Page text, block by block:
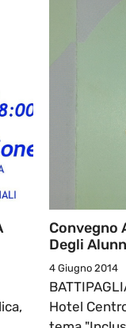
Convegno
Degli
4 Giugno 2014
Hotel